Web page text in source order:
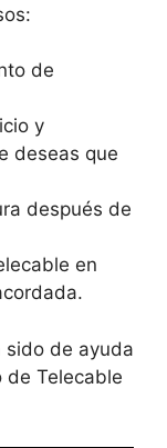
de
y
deseas que
después de
en
sido de ayuda
de Telecable